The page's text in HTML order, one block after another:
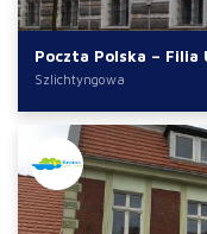
Poczta Polska – Filia
Szlichtyngowa